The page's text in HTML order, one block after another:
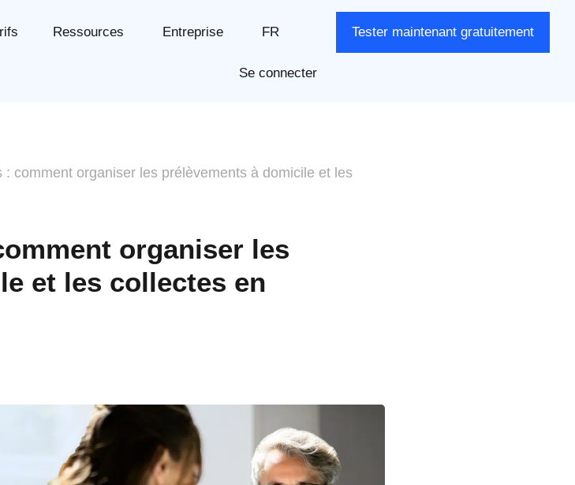
Ressources Entreprise FR Tester maintenant gratuitement
Se connecter
: comment organiser les prélèvements à domicile et les
organiser les
et les collectes en